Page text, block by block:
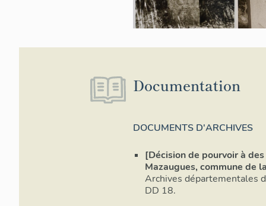
Documentation
DOCUMENTS D'ARCHIVES
[Décision de pourvoir à
Mazaugues, commune de
Archives départementales
DD 18.